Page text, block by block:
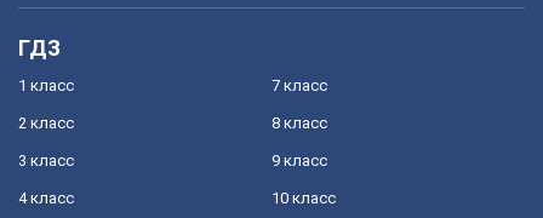
ГДЗ
1 класс
2 класс
3 класс
4 класс
7 класс
8 класс
9 класс
10 класс